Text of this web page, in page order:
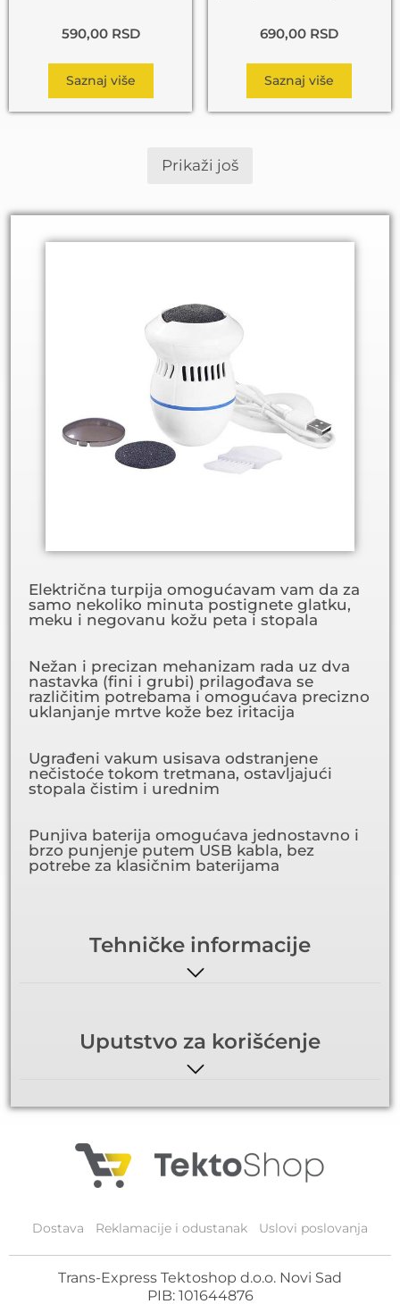
590,00 RSD
Saznaj više
690,00 RSD
Saznaj više
Prikaži još
Električna turpija omogućavam vam da za
samo nekoliko minuta postignete glatku,
meku i negovanu kožu peta i stopala
Nežan i precizan mehanizam rada uz dva
nastavka (fini i grubi) prilagođava se
različitim potrebama i omogućava precizno
uklanjanje mrtve kože bez iritacija
Ugrađeni vakum usisava odstranjene
nečistoće tokom tretmana, ostavljajući
stopala čistim i urednim
Punjiva baterija omogućava jednostavno i
brzo punjenje putem USB kabla, bez
potrebe za klasičnim baterijama
Tehničke informacije
Uputstvo za korišćenje
Dostava Reklamacije i odustanak Uslovi poslovanja
Trans-Express Tektoshop d.o.o. Novi Sad
PIB: 101644876